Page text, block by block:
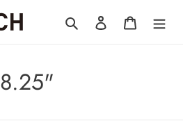
検索 ログインカート
コ
8.25"